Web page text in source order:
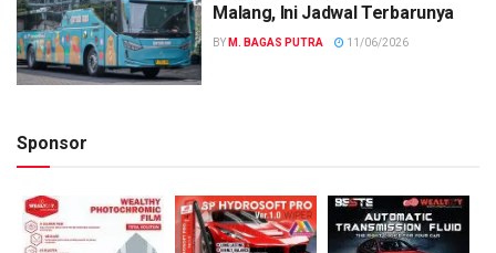
Malang, Ini Jadwal Terbarunya
BY M. BAGAS PUTRA 11/06/2026
Sponsor